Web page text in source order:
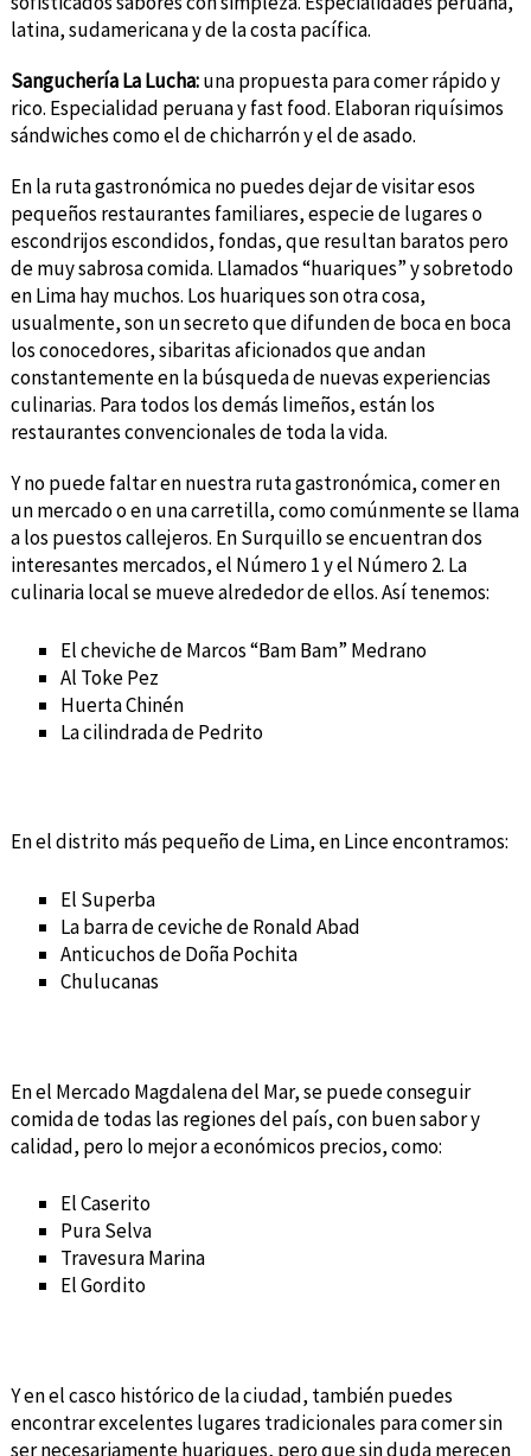
latina, sudamericana y de la costa pacífica.
Sanguchería La Lucha:una propuesta para comer rápido y
rico. Especialidad peruana y fast food. Elaboran riquísimos
sándwiches como el de chicharrón y el de asado.
En la ruta gastronómica no puedes dejar de visitar esos
pequeños restaurantes familiares, especie de lugares o
escondrijos escondidos, fondas, que resultan baratos pero
de muy sabrosa comida. Llamados “huariques” y sobretodo
en Lima hay muchos. Los huariques son otra cosa,
usualmente, son un secreto que difunden de boca en boca
los conocedores, sibaritas aficionados que andan
constantemente en la búsqueda de nuevas experiencias
culinarias. Para todos los demás limeños, están los
restaurantes convencionales de toda la vida.
Y no puede faltar en nuestra ruta gastronómica, comer en
un mercado o en una carretilla, como comúnmente se llama
a los puestos callejeros. En Surquillo se encuentran dos
interesantes mercados, el Número 1 y el Número 2. La
culinaria local se mueve alrededor de ellos. Así tenemos:
El cheviche de Marcos “Bam Bam” Medrano
Al Toke Pez
Huerta Chinén
La cilindrada de Pedrito
En el distrito más pequeño de Lima, en Lince encontramos:
El Superba
La barra de ceviche de Ronald Abad
Anticuchos de Doña Pochita
Chulucanas
En el Mercado Magdalena del Mar, se puede conseguir
comida de todas las regiones del país, con buen sabor y
calidad, pero lo mejor a económicos precios, como:
El Caserito
Pura Selva
Travesura Marina
El Gordito
Y en el casco histórico de la ciudad, también puedes
encontrar excelentes lugares tradicionales para comer sin
ser necesariamente huariques, pero que sin duda merecen